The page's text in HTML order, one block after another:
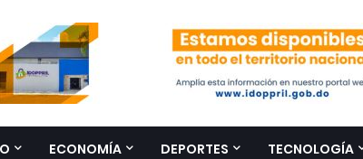
ECONOMÍA DEPORTES TECNOLOGÍA